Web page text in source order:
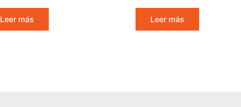
Leer más Leer más